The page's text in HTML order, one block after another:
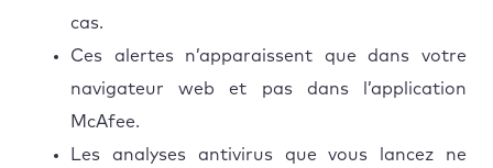
cas.
Ces alertes n’apparaissent que dans votre
navigateur web et pas dans l’application
McAfee.
Les analyses antivirus que vous lancez ne